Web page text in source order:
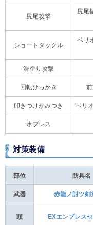
尻尾攻撃
尻尾
ショートタックル
ベリ
滑空り攻撃
回転ひっかき
叩きつけかみつき ベリ
氷ブレス
対策装備
部位 防具名
武器 赤龍ノ討ツ剣
頭 EXエンプレス